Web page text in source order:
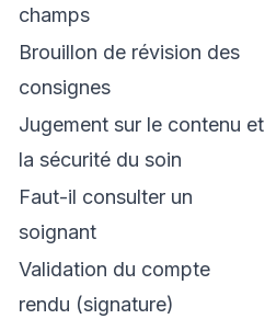
champs
Brouillon de révision des
consignes
Jugement sur le contenu et
la sécurité du soin
Faut-il consulter un
soignant
Validation du compte
rendu (signature)